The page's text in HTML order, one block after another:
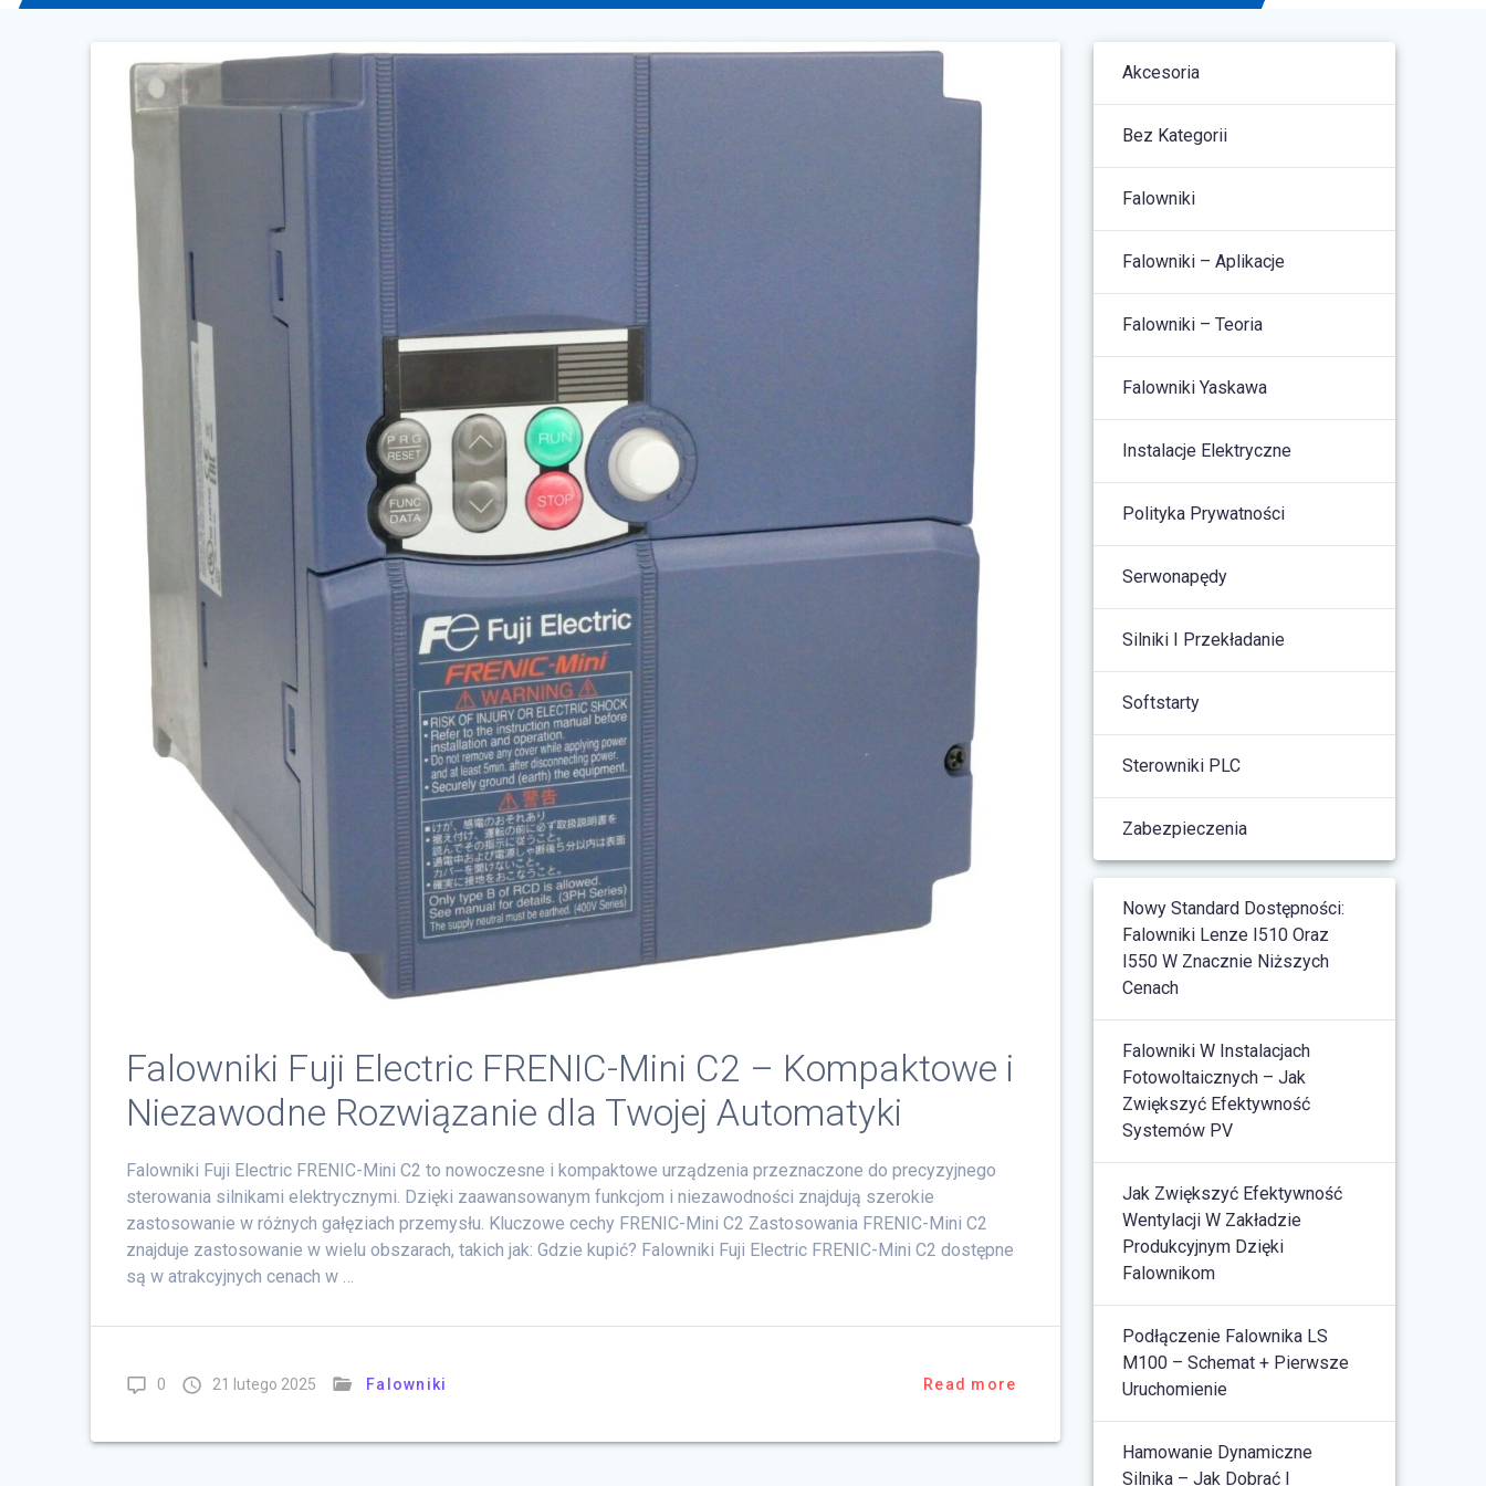
Falowniki Fuji Electric FRENIC-Mini C2 – Kompaktowe i
Niezawodne Rozwiązanie dla Twojej Automatyki
Falowniki Fuji Electric FRENIC-Mini C2 to nowoczesne i kompaktowe urządzenia przeznaczone do precyzyjnego
sterowania silnikami elektrycznymi. Dzięki zaawansowanym funkcjom i niezawodności znajdują szerokie
zastosowanie w różnych gałęziach przemysłu. Kluczowe cechy FRENIC-Mini C2 Zastosowania FRENIC-Mini C2
znajduje zastosowanie w wielu obszarach, takich jak: Gdzie kupić? Falowniki Fuji Electric FRENIC-Mini C2 dostępne
są w atrakcyjnych cenach w …
0 21 lutego 2025 Falowniki Read more
Akcesoria
Bez Kategorii
Falowniki
Falowniki – Aplikacje
Falowniki – Teoria
Falowniki Yaskawa
Instalacje Elektryczne
Polityka Prywatności
Serwonapędy
Silniki I Przekładanie
Softstarty
Sterowniki PLC
Zabezpieczenia
Nowy Standard Dostępności:
Falowniki Lenze I510 Oraz
I550 W Znacznie Niższych
Cenach
Falowniki W Instalacjach
Fotowoltaicznych – Jak
Zwiększyć Efektywność
Systemów PV
Jak Zwiększyć Efektywność
Wentylacji W Zakładzie
Produkcyjnym Dzięki
Falownikom
Podłączenie Falownika LS
M100 – Schemat + Pierwsze
Uruchomienie
Hamowanie Dynamiczne
Silnika – Jak Dobrać I